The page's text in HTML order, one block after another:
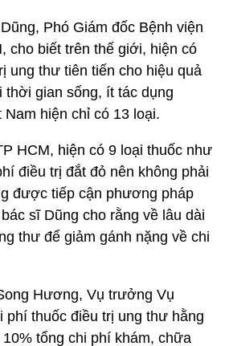
Phó Giám đốc Bệnh viện
cho biết trên thế giới, hiện có
ung thư tiên tiến cho hiệu quả
thời gian sống, ít tác dụng
hiện chỉ có 13 loại.
HCM, hiện có 9 loại thuốc như
điều trị đắt đỏ nên không phải
được tiếp cận phương pháp
sĩ Dũng cho rằng về lâu dài
thư để giảm gánh nặng về chi
Hương, Vụ trưởng Vụ
phí thuốc điều trị ung thư hằng
tổng chi phí khám, chữa